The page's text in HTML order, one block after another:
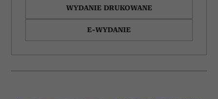
WYDANIE DRUKOWANE
E-WYDANIE